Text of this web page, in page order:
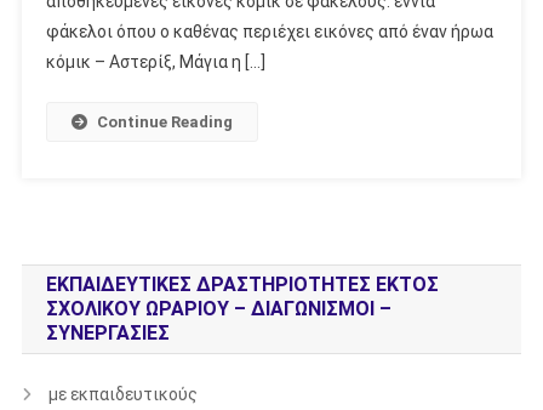
φάκελοι όπου ο καθένας περιέχει εικόνες από έναν ήρωα
κόμικ – Αστερίξ, Μάγια η […]
Continue Reading
ΕΚΠΑΙΔΕΥΤΙΚΈΣ ΔΡΑΣΤΗΡΙΌΤΗΤΕΣ ΕΚΤΌΣ
ΣΧΟΛΙΚΟΎ ΩΡΑΡΊΟΥ – ΔΙΑΓΩΝΙΣΜΟΊ –
ΣΥΝΕΡΓΑΣΊΕΣ
με εκπαιδευτικούς